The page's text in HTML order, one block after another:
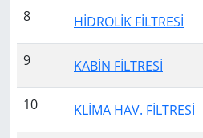
8 HİDROLİK FİLTRESİ
9 KABİN FİLTRESİ
10 KLİMA HAV. FİLTRESİ